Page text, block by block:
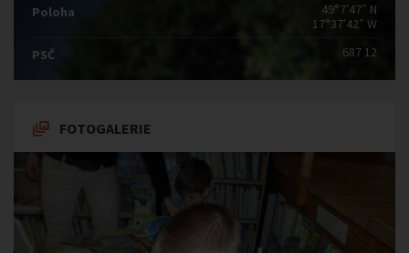
Poloha
49°7′47″ N
17°37′42″ W
PSČ
687 12
FOTOGALERIE